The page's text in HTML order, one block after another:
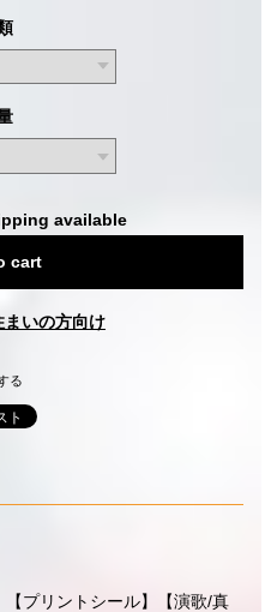
available
cart
まいの方向け
る
【プリントシール】【演歌/真